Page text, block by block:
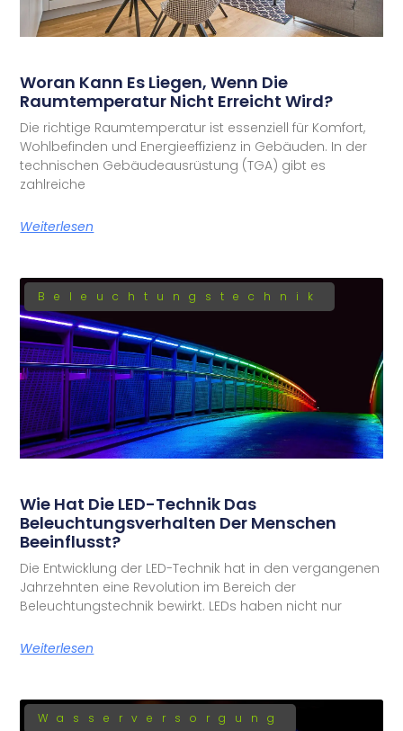
Woran Kann Es Liegen, Wenn Die
Raumtemperatur Nicht Erreicht Wird?
Die richtige Raumtemperatur ist essenziell für Komfort,
Wohlbefinden und Energieeffizienz in Gebäuden. In der
technischen Gebäudeausrüstung (TGA) gibt es
zahlreiche
Weiterlesen
Beleuchtungstechnik
Wie Hat Die LED-Technik Das
Beleuchtungsverhalten Der Menschen
Beeinflusst?
Die Entwicklung der LED-Technik hat in den vergangenen
Jahrzehnten eine Revolution im Bereich der
Beleuchtungstechnik bewirkt. LEDs haben nicht nur
Weiterlesen
Wasserversorgung